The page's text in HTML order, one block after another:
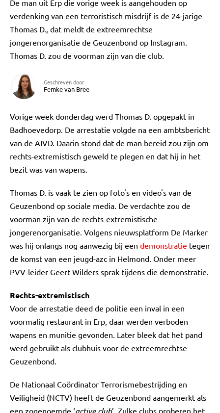
De man uit Erp die vorige week is aangehouden op
verdenking van een terroristisch misdrijf is de 24-jarige
Thomas D., dat meldt de extreemrechtse
jongerenorganisatie de Geuzenbond op Instagram.
Thomas D. zou de voorman zijn van die club.
Geschreven door
Femke van Bree
Vorige week donderdag werd Thomas D. opgepakt in
Badhoevedorp. De arrestatie volgde na een ambtsbericht
van de AIVD. Daarin stond dat de man bereid zou zijn om
rechts-extremistisch geweld te plegen en dat hij in het
bezit was van wapens.
Thomas D. is vaak te zien op foto's en video's van de
Geuzenbond op sociale media. De verdachte zou de
voorman zijn van de rechts-extremistische
jongerenorganisatie. Volgens nieuwsplatform De Marker
was hij onlangs nog aanwezig bij een demonstratie tegen
de komst van een jeugd-azc in Helmond. Onder meer
PVV-leider Geert Wilders sprak tijdens die demonstratie.
Rechts-extremistisch
Voor de arrestatie deed de politie een inval in een
voormalig restaurant in Erp, daar werden verboden
wapens en munitie gevonden. Later bleek dat het pand
werd gebruikt als clubhuis voor de extreemrechtse
Geuzenbond.
De Nationaal Coördinator Terrorismebestrijding en
Veiligheid (NCTV) heeft de Geuzenbond aangemerkt als
een zogenoemde ‘active club’. Zulke clubs proberen het